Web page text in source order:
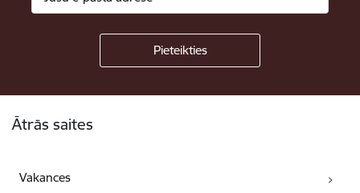
Ātrās saites
Vakances